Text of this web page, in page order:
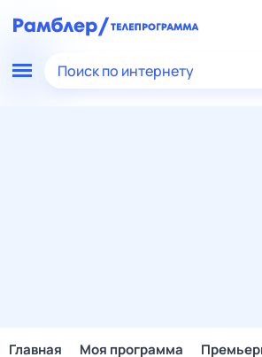
Поиск по интернету
Главная Моя программа